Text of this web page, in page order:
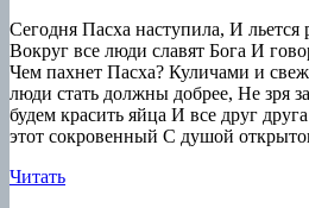
Сегодня Пасха наступила, И льется
Вокруг все люди славят Бога И
Чем пахнет Пасха? Куличами и
люди стать должны добрее, Не зря
будем красить яйца И все друг
этот сокровенный С душой
ЧитатьЧитать